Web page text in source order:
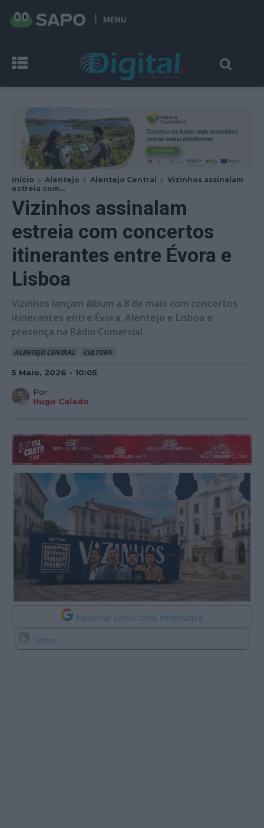
MENU
Início Alentejo Alentejo Central
Vizinhos assinalam
estreia com...
Vizinhos assinalam
estreia com concertos
itinerantes entre Évora e
Lisboa
Vizinhos lançam álbum a 8 de maio com concertos
itinerantes entre Évora, Alentejo e Lisboa e
presença na Rádio Comercial.
ALENTEJO CENTRAL CULTURA
5 Maio, 2026 - 10:05
Por:
Hugo Calado
Adicionar como fonte informativa
Tempo